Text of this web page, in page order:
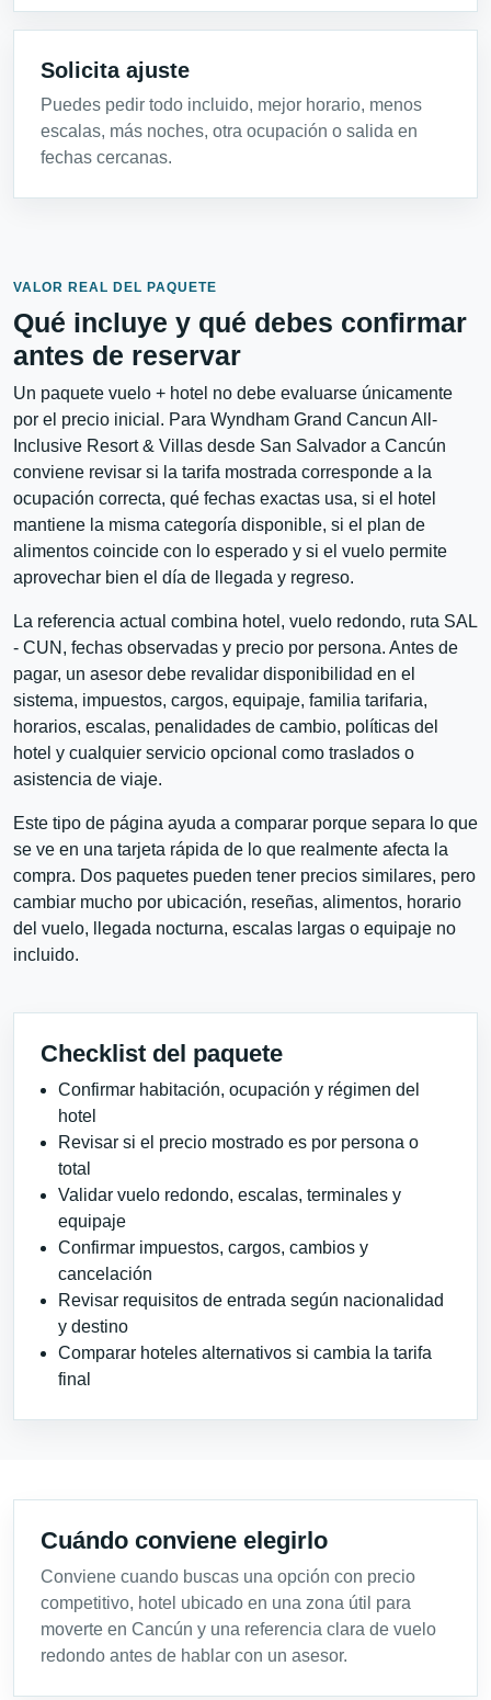
Solicita ajuste
Puedes pedir todo incluido, mejor horario, menos
escalas, más noches, otra ocupación o salida en
fechas cercanas.
VALOR REAL DEL PAQUETE
Qué incluye y qué debes confirmar
antes de reservar
Un paquete vuelo + hotel no debe evaluarse únicamente
por el precio inicial. Para Wyndham Grand Cancun All-
Inclusive Resort & Villas desde San Salvador a Cancún
conviene revisar si la tarifa mostrada corresponde a la
ocupación correcta, qué fechas exactas usa, si el hotel
mantiene la misma categoría disponible, si el plan de
alimentos coincide con lo esperado y si el vuelo permite
aprovechar bien el día de llegada y regreso.
La referencia actual combina hotel, vuelo redondo, ruta SAL
- CUN, fechas observadas y precio por persona. Antes de
pagar, un asesor debe revalidar disponibilidad en el
sistema, impuestos, cargos, equipaje, familia tarifaria,
horarios, escalas, penalidades de cambio, políticas del
hotel y cualquier servicio opcional como traslados o
asistencia de viaje.
Este tipo de página ayuda a comparar porque separa lo que
se ve en una tarjeta rápida de lo que realmente afecta la
compra. Dos paquetes pueden tener precios similares, pero
cambiar mucho por ubicación, reseñas, alimentos, horario
del vuelo, llegada nocturna, escalas largas o equipaje no
incluido.
Checklist del paquete
Confirmar habitación, ocupación y régimen del
hotel
Revisar si el precio mostrado es por persona o
total
Validar vuelo redondo, escalas, terminales y
equipaje
Confirmar impuestos, cargos, cambios y
cancelación
Revisar requisitos de entrada según nacionalidad
y destino
Comparar hoteles alternativos si cambia la tarifa
final
Cuándo conviene elegirlo
Conviene cuando buscas una opción con precio
competitivo, hotel ubicado en una zona útil para
moverte en Cancún y una referencia clara de vuelo
redondo antes de hablar con un asesor.